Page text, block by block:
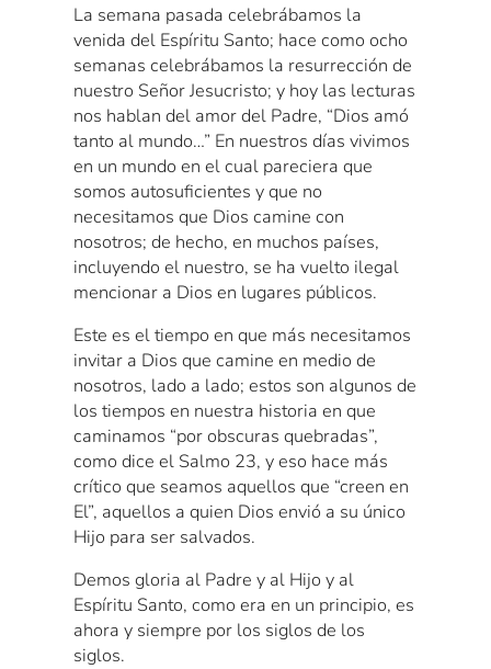
La semana pasada celebrábamos la
venida del Espíritu Santo; hace como ocho
semanas celebrábamos la resurrección de
nuestro Señor Jesucristo; y hoy las lecturas
nos hablan del amor del Padre, “Dios amó
tanto al mundo…” En nuestros días vivimos
en un mundo en el cual pareciera que
somos autosuficientes y que no
necesitamos que Dios camine con
nosotros; de hecho, en muchos países,
incluyendo el nuestro, se ha vuelto ilegal
mencionar a Dios en lugares públicos.
Este es el tiempo en que más necesitamos
invitar a Dios que camine en medio de
nosotros, lado a lado; estos son algunos de
los tiempos en nuestra historia en que
caminamos “por obscuras quebradas”,
como dice el Salmo 23, y eso hace más
crítico que seamos aquellos que “creen en
El”, aquellos a quien Dios envió a su único
Hijo para ser salvados.
Demos gloria al Padre y al Hijo y al
Espíritu Santo, como era en un principio, es
ahora y siempre por los siglos de los
siglos.